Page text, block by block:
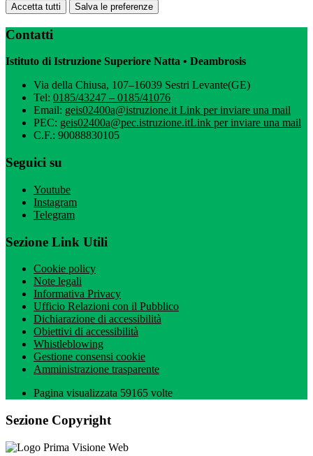
Accetta tutti Salva le preferenze
Contatti
Istituto di Istruzione Superiore Natta • Deambrosis
Via della Chiusa, 107–16039 Sestri Levante(GE)
Tel: 0185/43247 – 0185/41076
Email: geis02400a@istruzione.itLink per inviare una mail
PEC: geis02400a@pec.istruzione.itLink per inviare una mail
C.F.: 90088830105
Seguici su
Youtube
Instagram
Telegram
Sezione Link Utili
Cookie policy
Note legali
Informativa Privacy
Ufficio Relazioni con il Pubblico
Dichiarazione di accessibilità
Obiettivi di accessibilità
Whistleblowing
Gestione consensi cookie
Amministrazione trasparente
Pagina visualizzata 59165 volte
Sezione Copyright